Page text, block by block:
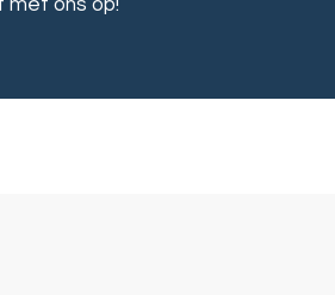
met ons op!